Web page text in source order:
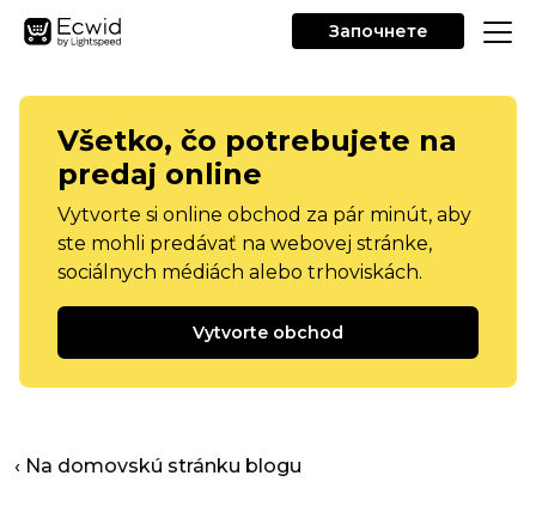
Започнете
Všetko, čo potrebujete na
predaj online
Vytvorte si online obchod za pár minút, aby
ste mohli predávať na webovej stránke,
sociálnych médiách alebo trhoviskách.
Vytvorte obchod
‹ Na domovskú stránku blogu